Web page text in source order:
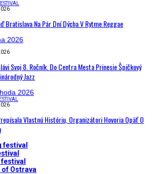
Bratislava Na Pár Dní Dýcha V Rytme Reggae
Svoj 8. Ročník. Do Centra Mesta Prinesie Špičkový
Jazz
Vlastnú Históriu, Organizátori Hovoria Opäť O
festival
Ostrava